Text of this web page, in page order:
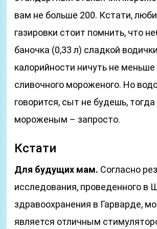
вам не больше 200. Кстати,
газировки стоит помнить, что
баночка (0,33 л) сладкой
калорийности ничуть не меньше
сливочного мороженого. Но
говорится, сыт не будешь, тогда
мороженым – запросто.
Кстати
Для будущих мам. Согласно
исследования, проведенного в
здравоохранения в Гарварде,
является отличным